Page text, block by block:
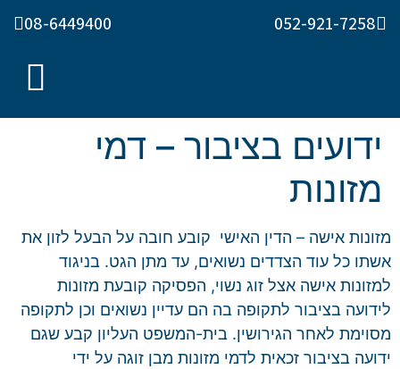
052-921-7258
08-6449400
ידועים בציבור – דמי
מזונות
מזונות אישה – הדין האישי קובע חובה על הבעל לזון את
אשתו כל עוד הצדדים נשואים, עד מתן הגט. בניגוד
למזונות אישה אצל זוג נשוי, הפסיקה קובעת מזונות
לידועה בציבור לתקופה בה הם עדיין נשואים וכן לתקופה
מסוימת לאחר הגירושין. בית-המשפט העליון קבע שגם
ידועה בציבור זכאית לדמי מזונות מבן זוגה על ידי